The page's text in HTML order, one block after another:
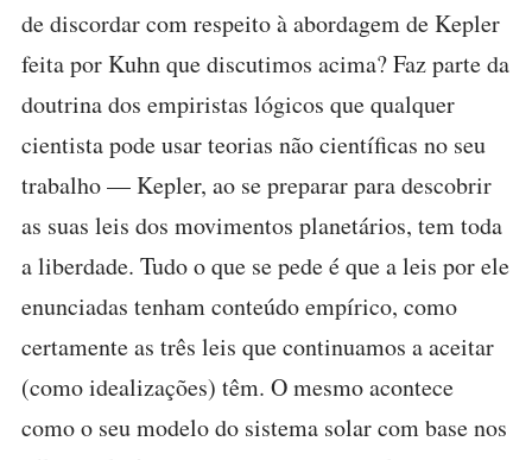
de discordar com respeito à abordagem de Kepler
feita por Kuhn que discutimos acima? Faz parte da
doutrina dos empiristas lógicos que qualquer
cientista pode usar teorias não científicas no seu
trabalho — Kepler, ao se preparar para descobrir
as suas leis dos movimentos planetários, tem toda
a liberdade. Tudo o que se pede é que a leis por ele
enunciadas tenham conteúdo empírico, como
certamente as três leis que continuamos a aceitar
(como idealizações) têm. O mesmo acontece
como o seu modelo do sistema solar com base nos